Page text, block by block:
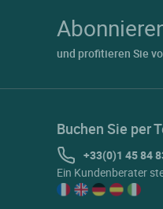
und profitieren Sie
Buchen Sie per
+33(0)1 45 84
Ein Kundenberater